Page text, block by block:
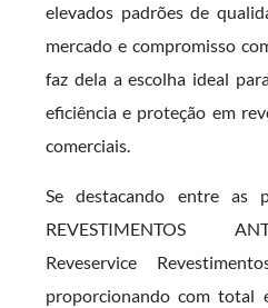
elevados padrões de
mercado e compromisso
faz dela a escolha ideal
eficiência e proteção em
comerciais.
Se destacando entre as
REVESTIMENTOS
Reveservice
proporcionando com total